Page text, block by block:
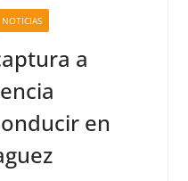
NOTICIAS
a
en